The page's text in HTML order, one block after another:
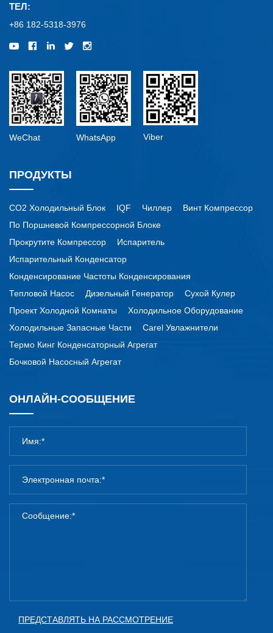
ТЕЛ:
+86 182-5318-3976
WeChat WhatsApp Viber
ПРОДУКТЫ
CO2 Холодильный Блок IQF Чиллер
Винт Компрессор
По Поршневой Компрессорной Блоке
Прокрутите Компрессор
Испаритель
Испарительный Конденсатор
Конденсирование Частоты Конденсирования
Тепловой Насос
Дизельный Генератор
Сухой Кулер
Проект Холодной Комнаты
Холодильное Оборудование
Холодильные Запасные Части
Carel Увлажнители
Термо Кинг Конденсаторный Агрегат
Бочковой Насосный Агрегат
ОНЛАЙН-СООБЩЕНИЕ
ПРЕДСТАВЛЯТЬ НА РАССМОТРЕНИЕ